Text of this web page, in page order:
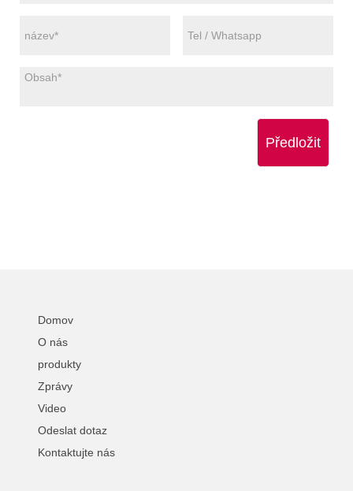
Předložit
Domov
O nás
produkty
Zprávy
Video
Odeslat dotaz
Kontaktujte nás